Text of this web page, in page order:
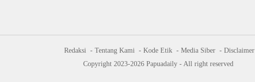
Redaksi Tentang Kami Kode Etik Media Siber
Disclaimer
Copyright 2023-2026 Papuadaily - All right reserved